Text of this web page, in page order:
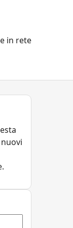
in rete